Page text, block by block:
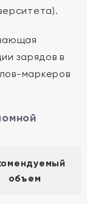
зарядов в
маркеров
объем